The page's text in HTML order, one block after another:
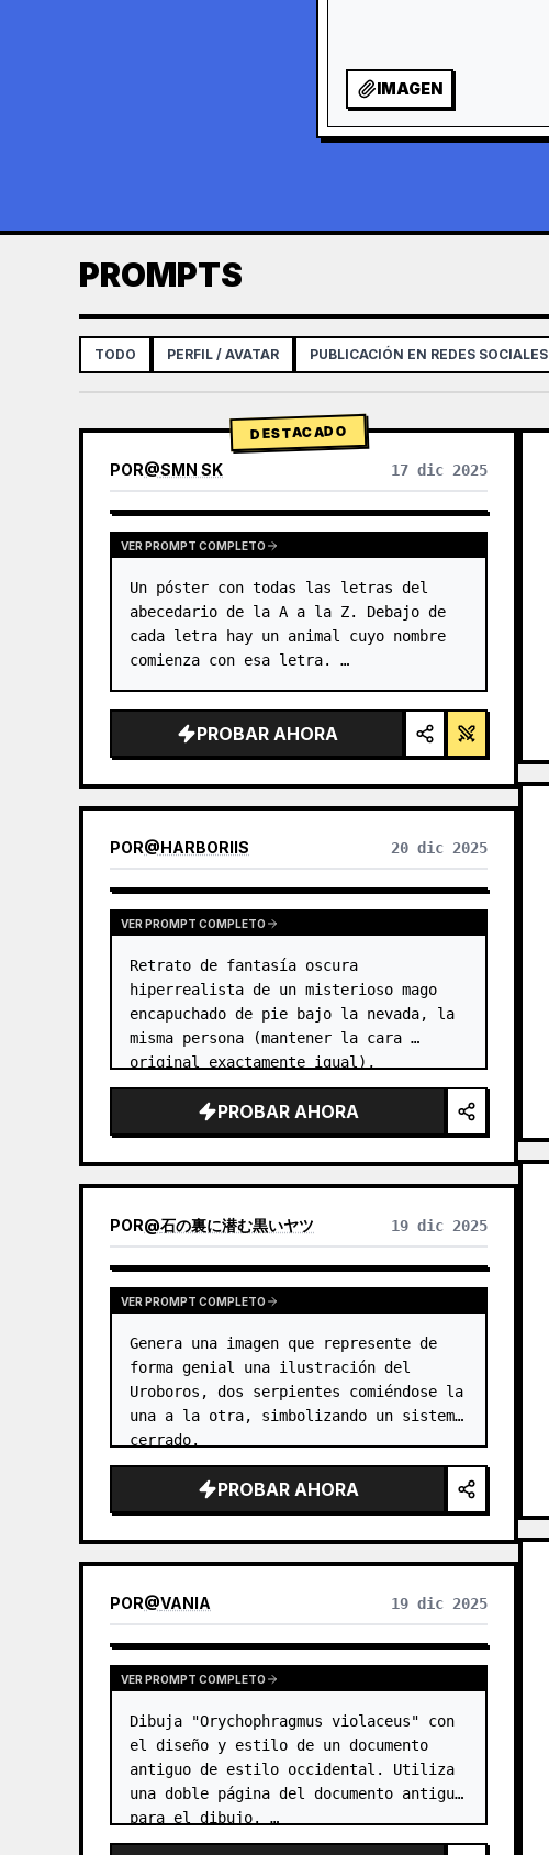
IMAGEN
PROMPTS
TODO PERFIL / AVATAR PUBLICACIÓN EN REDES SOCIALES
DESTACADO
POR@SMN SK 17 dic 2025
GPTIMAGE15PROMPTS.PROMPTCARD.VIEWOTHERMODELRESULTS
VER PROMPT COMPLETO
Un póster con todas las letras del
abecedario de la A a la Z. Debajo de
cada letra hay un animal cuyo nombre
comienza con esa letra. …
PROBAR AHORA
POR@HARBORIIS 20 dic 2025
VER PROMPT COMPLETO
Retrato de fantasía oscura
hiperrealista de un misterioso mago
encapuchado de pie bajo la nevada, la
misma persona (mantener la cara
original exactamente igual),
iluminación ambiental azul fría,
intrincados detalles de sombras en la
cara, orbe mágico brillante…
PROBAR AHORA
POR@石の裏に潜む黒いヤツ 19 dic 2025
VER PROMPT COMPLETO
Genera una imagen que represente de
forma genial una ilustración del
Uroboros, dos serpientes comiéndose la
una a la otra, simbolizando un sistema
cerrado.
PROBAR AHORA
POR@VANIA 19 dic 2025
VER PROMPT COMPLETO
Dibuja "Orychophragmus violaceus" con
el diseño y estilo de un documento
antiguo de estilo occidental. Utiliza
una doble página del documento antiguo
para el dibujo. …